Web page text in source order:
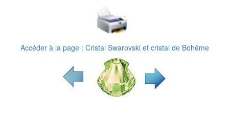
Accéder à la page : Cristal Swarovski et cristal de Bohême